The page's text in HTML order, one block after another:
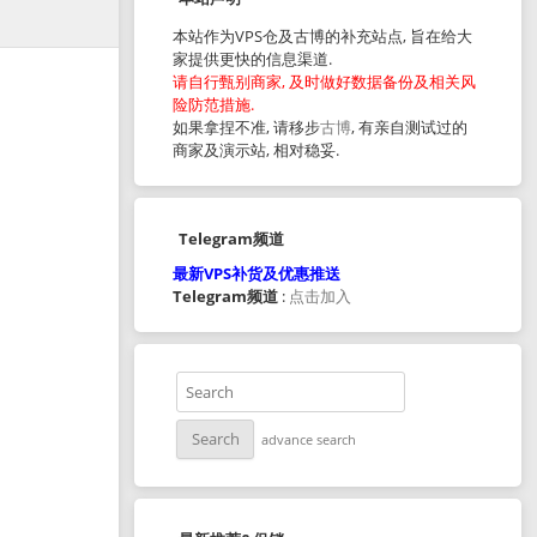
本站作为VPS仓及古博的补充站点, 旨在给大
家提供更快的信息渠道.
请自行甄别商家, 及时做好数据备份及相关风
险防范措施.
如果拿捏不准, 请移步古博, 有亲自测试过的
商家及演示站, 相对稳妥.
Telegram频道
最新VPS补货及优惠推送
Telegram频道 : 点击加入
advance search